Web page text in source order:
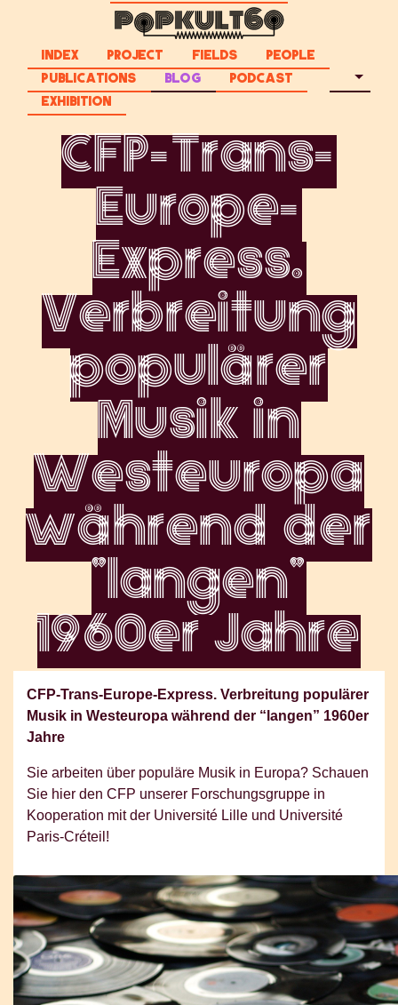
INDEX PROJECT FIELDS
PEOPLE
PUBLICATIONS
BLOG
PODCAST
EXHIBITION
CFP-Trans-
Europe-
Express.
Verbreitung
populärer
Musik in
Westeuropa
während der
"langen"
1960er Jahre
CFP-Trans-Europe-Express. Verbreitung populärer
Musik in Westeuropa während der “langen” 1960er
Jahre
Sie arbeiten über populäre Musik in Europa? Schauen
Sie hier den CFP unserer Forschungsgruppe in
Kooperation mit der Université Lille und Université
Paris-Créteil!